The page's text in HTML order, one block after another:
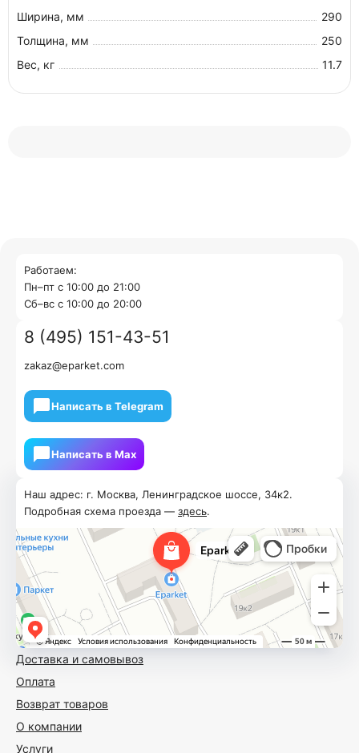
Ширина, мм
290
Толщина, мм
250
Вес, кг
11.7
Доставка и самовывоз
Оплата
Возврат товаров
О компании
Услуги
Наш адрес: г. Москва, Ленинградское шоссе, 34к2.
Подробная схема проезда — здесь.
Работаем:
Пн–пт с 10:00 до 21:00
Cб–вс с 10:00 до 20:00
8 (495) 151-43-51
zakaz@eparket.com
Написать в Telegram
Написать в Мах